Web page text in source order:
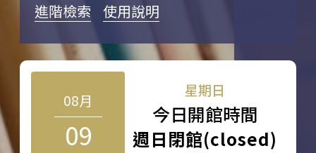
進階檢索 使用說明
08月
09
星期日
今日開館時間
週日閉館(closed)